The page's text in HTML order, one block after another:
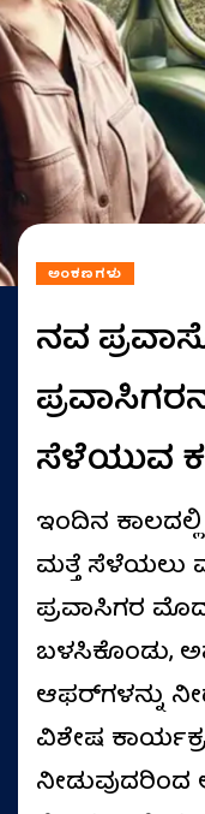
ಅಂಕಣಗಳು
ನವ
ಸೆಳೆಯುವ
ಇಂದಿನ ಕಾಲದಲ್ಲಿ
ಮತ್ತೆ ಸೆಳೆಯಲು
ಪ್ರವಾಸಿಗರ
ಬಳಸಿಕೊಂಡು,
ಆಫರ್‌ಗಳನ್ನು
ವಿಶೇಷ
ನೀಡುವುದರಿಂದ